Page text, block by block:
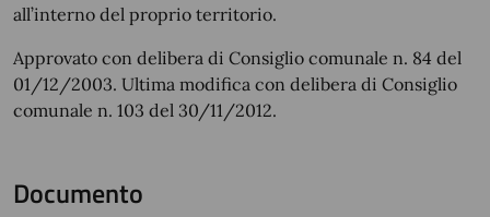
all’interno del proprio territorio.
Approvato con delibera di Consiglio comunale n. 84 del
01/12/2003. Ultima modifica con delibera di Consiglio
comunale n. 103 del 30/11/2012.
Documento